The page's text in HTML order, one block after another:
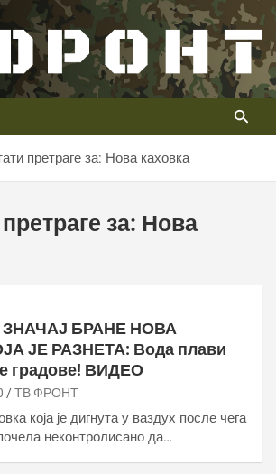
ФРОНТ
Србији
претраге за: Нова каховка
за: Нова
БРАНЕ НОВА
ЈЕ РАЗНЕТА: Вода плави
градове! ВИДЕО
ТВ ФРОНТ
која је дигнута у ваздух после чега
неконтролисано да…